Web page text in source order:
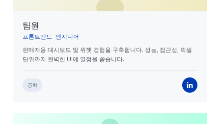
팀원
프론트엔드 엔지니어
판매자용 대시보드 및 위젯 경험을 구축합니다. 성능, 접근성, 픽셀
단위까지 완벽한 UI에 열정을 쏟습니다.
공학